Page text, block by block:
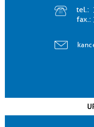
tel.:
fax.: